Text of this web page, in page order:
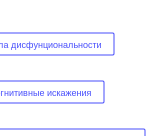
дисфунциональности
искажения